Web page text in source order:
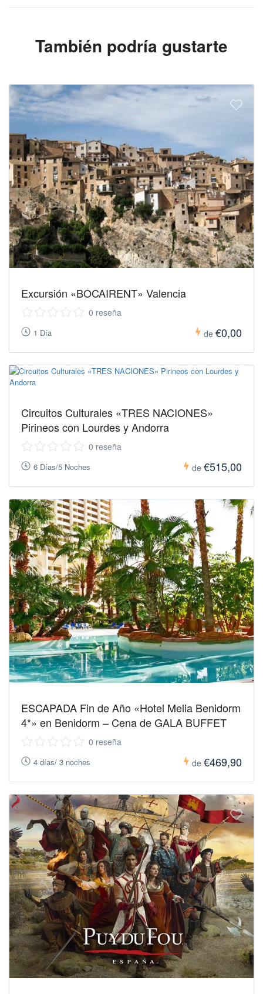
También podría gustarte
Excursión «BOCAIRENT» Valencia
0 reseña
1 Día de €0,00
Circuitos Culturales «TRES NACIONES»
Pirineos con Lourdes y Andorra
0 reseña
6 Días/5 Noches de €515,00
ESCAPADA Fin de Año «Hotel Melia Benidorm
4*» en Benidorm – Cena de GALA BUFFET
0 reseña
4 días/ 3 noches de €469,90